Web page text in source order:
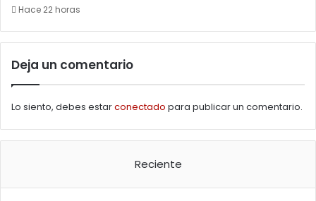
Hace 22 horas
Deja un comentario
Lo siento, debes estarconectado para publicar un comentario.
Reciente